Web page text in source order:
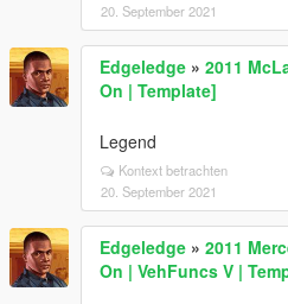
20. September 2021
Edgeledge » 2011
On | Template]
Legend
Kontext betrachten
20. September 2021
Edgeledge » 2011
On | VehFuncs V |